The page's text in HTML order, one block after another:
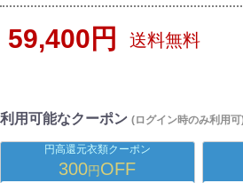
59,400円 送料無料
利用可能なクーポン (ログイン時のみ利用可
円高還元衣類クーポン
300円OFF